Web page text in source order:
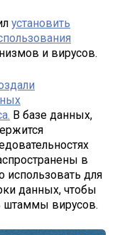
установить
и вирусов.
В базе данных,
в
использовать для
данных, чтобы
штаммы вирусов.